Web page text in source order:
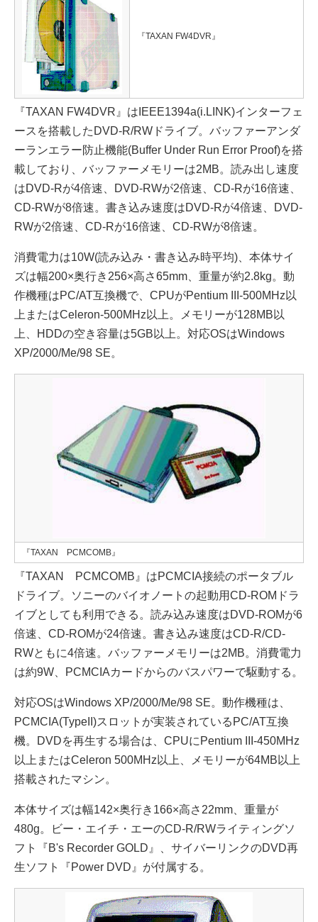
『TAXAN FW4DVR』
『TAXAN FW4DVR』はIEEE1394a(i.LINK)インターフェ
ースを搭載したDVD-R/RWドライブ。バッファーアンダ
ーランエラー防止機能(Buffer Under Run Error Proof)を搭
載しており、バッファーメモリーは2MB。読み出し速度
はDVD-Rが4倍速、DVD-RWが2倍速、CD-Rが16倍速、
CD-RWが8倍速。書き込み速度はDVD-Rが4倍速、DVD-
RWが2倍速、CD-Rが16倍速、CD-RWが8倍速。
消費電力は10W(読み込み・書き込み時平均)、本体サイ
ズは幅200×奥行き256×高さ65mm、重量が約2.8kg。動
作機種はPC/AT互換機で、CPUがPentium III-500MHz以
上またはCeleron-500MHz以上。メモリーが128MB以
上、HDDの空き容量は5GB以上。対応OSはWindows
XP/2000/Me/98 SE。
『TAXAN PCMCOMB』
『TAXAN PCMCOMB』はPCMCIA接続のポータブル
ドライブ。ソニーのバイオノートの起動用CD-ROMドラ
イブとしても利用できる。読み込み速度はDVD-ROMが6
倍速、CD-ROMが24倍速。書き込み速度はCD-R/CD-
RWともに4倍速。バッファーメモリーは2MB。消費電力
は約9W、PCMCIAカードからのバスパワーで駆動する。
対応OSはWindows XP/2000/Me/98 SE。動作機種は、
PCMCIA(TypeII)スロットが実装されているPC/AT互換
機。DVDを再生する場合は、CPUにPentium III-450MHz
以上またはCeleron 500MHz以上、メモリーが64MB以上
搭載されたマシン。
本体サイズは幅142×奥行き166×高さ22mm、重量が
480g。ビー・エイチ・エーのCD-R/RWライティングソ
フト『B's Recorder GOLD』、サイバーリンクのDVD再
生ソフト『Power DVD』が付属する。